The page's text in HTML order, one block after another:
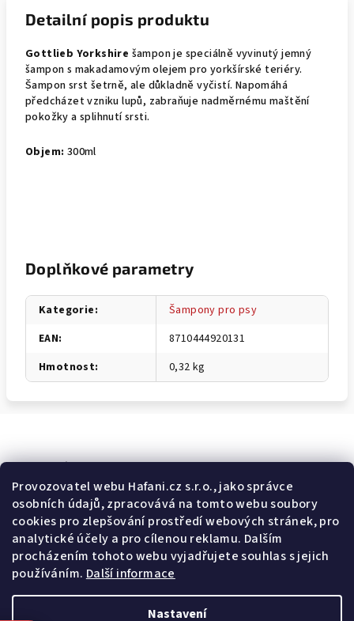
Provozovatel webu Hafani.cz s.r.o., jako správce
osobních údajů, zpracovává na tomto webu soubory
cookies pro zlepšování prostředí webových stránek, pro
analytické účely a pro cílenou reklamu. Dalším
procházením tohoto webu vyjadřujete souhlas s jejich
používáním. Další informace
Nastavení
Detailní popis produktu
Gottlieb Yorkshire šampon je speciálně vyvinutý jemný
šampon s makadamovým olejem pro yorkšírské teriéry.
Šampon srst šetrně, ale důkladně vyčistí. Napomáhá
předcházet vzniku lupů, zabraňuje nadměrnému maštění
pokožky a splihnutí srsti.
Objem: 300ml
Doplňkové parametry
Kategorie:
Šampony pro psy
EAN:
8710444920131
Hmotnost: 0,32 kg
Odebírat newsletter
E-mail
Potvrzuji souhlas svšeobecnými obchodními podmínkami a
spodmínkami zpracovávání a ochrany osobních údajů .
Přihlásit se